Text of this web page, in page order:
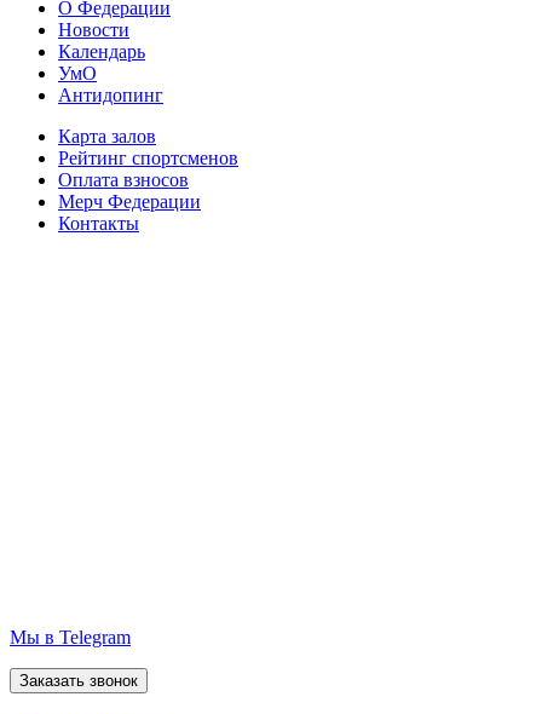
О Федерации
Новости
Календарь
УмО
Антидопинг
Карта залов
Рейтинг спортсменов
Оплата взносов
Мерч Федерации
Контакты
Мы в Telegram
Заказать звонок